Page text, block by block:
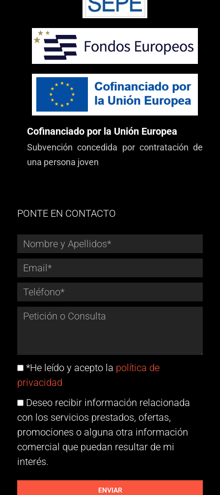
Cofinanciado por la Unión Europea
Subvención concedida por contratación de
una persona joven
PONTE EN CONTACTO
*He leído y acepto la política de
privacidad
Deseo recibir información relacionada
con los servicios prestados, ofertas,
promociones o alguna otra información
comercial que puedan resultar de mi
interés.
ENVIAR